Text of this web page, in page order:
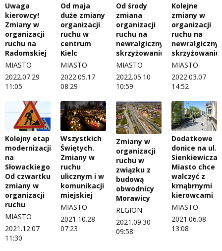
Uwaga
kierowcy!
Zmiany w
organizacji
ruchu na
Radomskiej
MIASTO
2022.07.29
11:05
Od maja
duże zmiany
organizacji
ruchu w
centrum
Kielc
MIASTO
2022.05.17
08:29
Od środy
zmiana
organizacji
ruchu na
newralgicznym
skrzyżowaniu
MIASTO
2022.05.10
10:59
Kolejne
zmiany w
organizacji
ruchu na
skrzyżowaniu
MIASTO
2022.03.07
14:52
Kolejny etap
modernizacji
na
Słowackiego.
Od czwartku
zmiany w
organizacji
ruchu
MIASTO
2021.12.07
11:30
Wszystkich
Świętych.
Zmiany w
ruchu
ulicznym i w
komunikacji
miejskiej
MIASTO
2021.10.28
07:23
Zmiany w
organizacji
ruchu w
związku z
budową
obwodnicy
Morawicy
REGION
2021.09.30
09:58
Dodatkowe
donice na ul.
Sienkiewicza?
Miasto chce
walczyć z
krnąbrnymi
kierowcami
MIASTO
2021.06.08
13:08